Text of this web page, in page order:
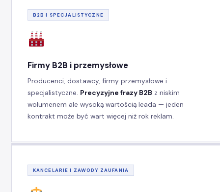
B2B I SPECJALISTYCZNE
Firmy B2B i przemysłowe
Producenci, dostawcy, firmy przemysłowe i
specjalistyczne. Precyzyjne frazy B2B z niskim
wolumenem ale wysoką wartością leada — jeden
kontrakt może być wart więcej niż rok reklam.
KANCELARIE I ZAWODY ZAUFANIA